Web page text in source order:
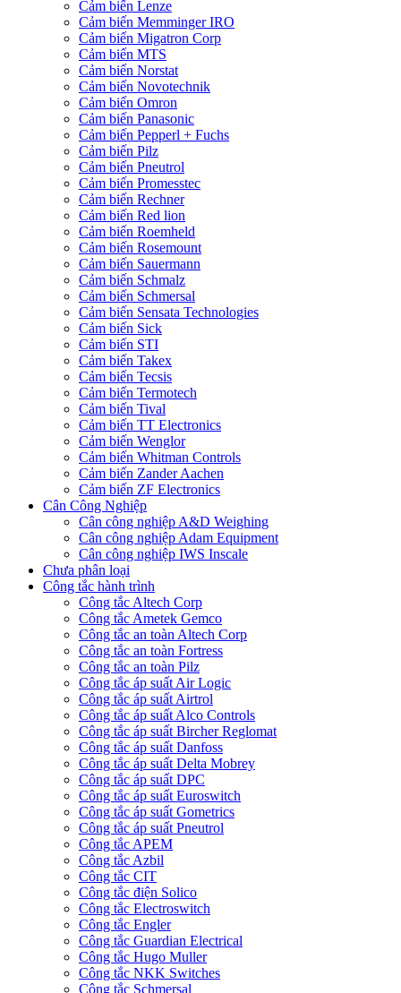
Cảm biến Lenze
Cảm biến Memminger IRO
Cảm biến Migatron Corp
Cảm biến MTS
Cảm biến Norstat
Cảm biến Novotechnik
Cảm biến Omron
Cảm biến Panasonic
Cảm biến Pepperl + Fuchs
Cảm biến Pilz
Cảm biến Pneutrol
Cảm biến Promesstec
Cảm biến Rechner
Cảm biến Red lion
Cảm biến Roemheld
Cảm biến Rosemount
Cảm biến Sauermann
Cảm biến Schmalz
Cảm biến Schmersal
Cảm biến Sensata Technologies
Cảm biến Sick
Cảm biến STI
Cảm biến Takex
Cảm biến Tecsis
Cảm biến Termotech
Cảm biến Tival
Cảm biến TT Electronics
Cảm biến Wenglor
Cảm biến Whitman Controls
Cảm biến Zander Aachen
Cảm biến ZF Electronics
Cân Công Nghiệp
Cân công nghiệp A&D Weighing
Cân công nghiệp Adam Equipment
Cân công nghiệp IWS Inscale
Chưa phân loại
Công tắc hành trình
Công tắc Altech Corp
Công tắc Ametek Gemco
Công tắc an toàn Altech Corp
Công tắc an toàn Fortress
Công tắc an toàn Pilz
Công tắc áp suất Air Logic
Công tắc áp suất Airtrol
Công tắc áp suất Alco Controls
Công tắc áp suất Bircher Reglomat
Công tắc áp suất Danfoss
Công tắc áp suất Delta Mobrey
Công tắc áp suất DPC
Công tắc áp suất Euroswitch
Công tắc áp suất Gometrics
Công tắc áp suất Pneutrol
Công tắc APEM
Công tắc Azbil
Công tắc CIT
Công tắc điện Solico
Công tắc Electroswitch
Công tắc Engler
Công tắc Guardian Electrical
Công tắc Hugo Muller
Công tắc NKK Switches
Công tắc Schmersal